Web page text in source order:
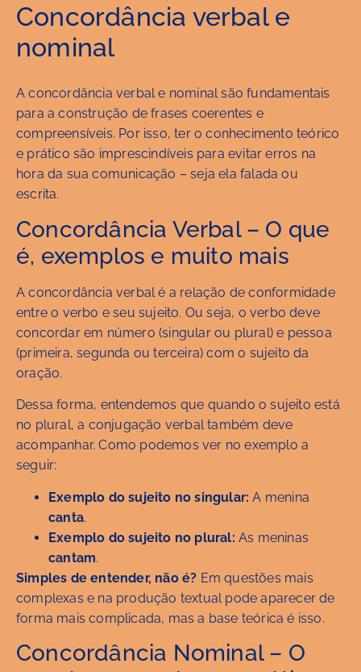
Concordância verbal e
nominal
A concordância verbal e nominal são fundamentais
para a construção de frases coerentes e
compreensíveis. Por isso, ter o conhecimento teórico
e prático são imprescindíveis para evitar erros na
hora da sua comunicação – seja ela falada ou
escrita.
Concordância Verbal – O que
é, exemplos e muito mais
A concordância verbal é a relação de conformidade
entre o verbo e seu sujeito. Ou seja, o verbo deve
concordar em número (singular ou plural) e pessoa
(primeira, segunda ou terceira) com o sujeito da
oração.
Dessa forma, entendemos que quando o sujeito está
no plural, a conjugação verbal também deve
acompanhar. Como podemos ver no exemplo a
seguir:
Exemplo do sujeito no singular: A menina
canta.
Exemplo do sujeito no plural: As meninas
cantam.
Simples de entender, não é? Em questões mais
complexas e na produção textual pode aparecer de
forma mais complicada, mas a base teórica é isso.
Concordância Nominal – O